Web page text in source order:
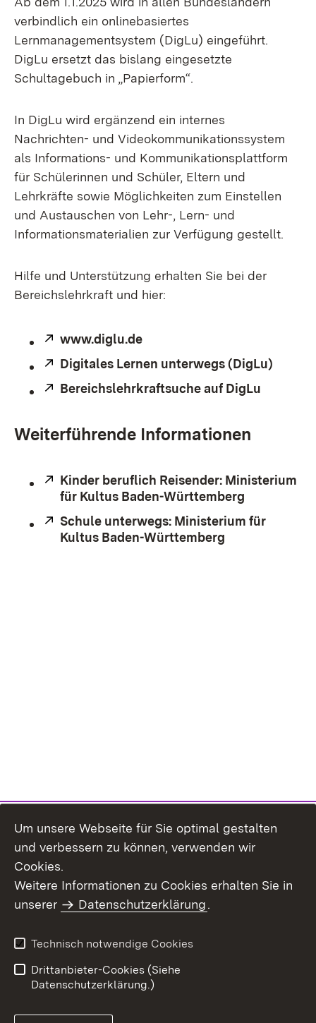
verbindlich ein onlinebasiertes
Lernmanagementsystem (DigLu) eingeführt.
DigLu ersetzt das bislang eingesetzte
Schultagebuch in „Papierform“.
In DigLu wird ergänzend ein internes
Nachrichten- und Videokommunikationssystem
als Informations- und Kommunikationsplattform
für Schülerinnen und Schüler, Eltern und
Lehrkräfte sowie Möglichkeiten zum Einstellen
und Austauschen von Lehr-, Lern- und
Informationsmaterialien zur Verfügung gestellt.
Hilfe und Unterstützung erhalten Sie bei der
Bereichslehrkraft und hier:
Extern:
www.diglu.de
Extern:
Digitales Lernen unterwegs (DigLu)
Extern:
Bereichslehrkraftsuche auf DigLu
Weiterführende Informationen
Extern:
Kinder beruflich Reisender: Ministerium
für Kultus Baden-Württemberg
Extern:
Schule unterwegs: Ministerium für
Kultus Baden-Württemberg
Benutzungshinweise
Erklärung zur
Um unsere Webseite für Sie optimal gestalten
und verbessern zu können, verwenden wir
Cookies.
Weitere Informationen zu Cookies erhalten Sie in
unserer
Datenschutzerklärung.
Technisch notwendige Cookies
Drittanbieter-Cookies (Siehe
Datenschutzerklärung.)